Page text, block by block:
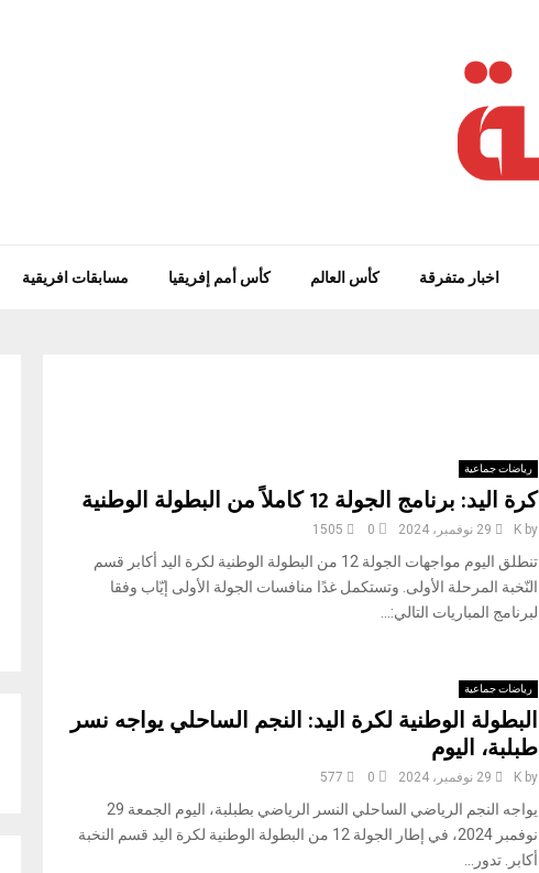
اخبار متفرقة كأس العالم كأس أمم إفريقيا مسابقات افريقية
رياضات جماعية
كرة اليد: برنامج الجولة 12 كاملاً من البطولة الوطنية
by
K 29 نوفمبر، 2024 0
1505
تنطلق اليوم مواجهات الجولة 12 من البطولة الوطنية لكرة اليد أكابر قسم
النّخبة المرحلة الأولى. وتستكمل غدًا منافسات الجولة الأولى إيّاب وفقا
لبرنامج المباريات التالي:...
رياضات جماعية
البطولة الوطنية لكرة اليد: النجم الساحلي يواجه نسر
طبلبة، اليوم
by
K 29 نوفمبر، 2024 0
577
يواجه النجم الرياضي الساحلي النسر الرياضي بطبلبة، اليوم الجمعة 29
نوفمبر 2024، في إطار الجولة 12 من البطولة الوطنية لكرة اليد قسم النخبة
أكابر. تدور...